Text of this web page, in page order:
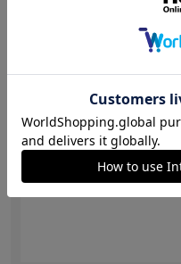
:ちょうどいい
46kg~50kg
60デニール以上が欲しか
厚手で良かったです！